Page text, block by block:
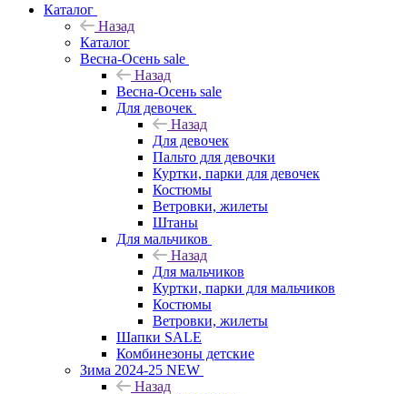
Каталог
Назад
Каталог
Весна-Осень sale
Назад
Весна-Осень sale
Для девочек
Назад
Для девочек
Пальто для девочки
Куртки, парки для девочек
Костюмы
Ветровки, жилеты
Штаны
Для мальчиков
Назад
Для мальчиков
Куртки, парки для мальчиков
Костюмы
Ветровки, жилеты
Шапки SALE
Комбинезоны детские
Зима 2024-25 NEW
Назад